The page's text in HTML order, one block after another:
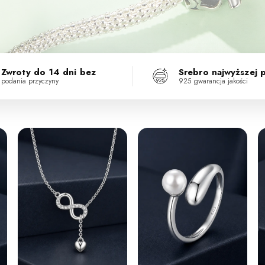
Zwroty do 14 dni bez
podania przyczyny
Srebro najwyższej
925 gwarancja jakości